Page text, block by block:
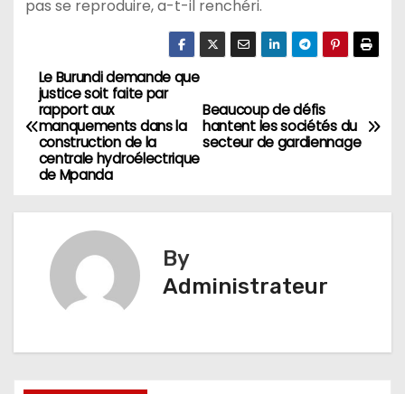
pas se reproduire, a-t-il renchéri.
Navigation
de
l’article
Beaucoup de défis
hantent les sociétés du
secteur de gardiennage
Le Burundi demande que
justice soit faite par
rapport aux
manquements dans la
construction de la
centrale hydroélectrique
de Mpanda
By
Administrateur